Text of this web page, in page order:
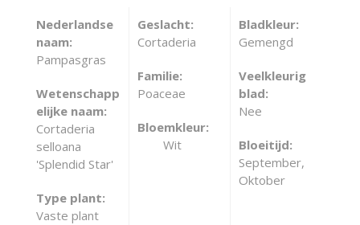
Nederlandse
naam:
Pampasgras
Wetenschapp
elijke naam:
Cortaderia
selloana
'Splendid Star'
Type plant:
Vaste plant
Geslacht:
Cortaderia
Familie:
Poaceae
Bloemkleur:
Wit
Bladkleur:
Gemengd
Veelkleurig
blad:
Nee
Bloeitijd:
September,
Oktober